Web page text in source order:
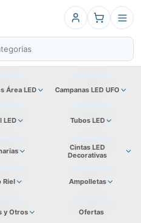
Área LED Campanas LED UFO
LED Tubos LED
Cintas LED
Decorativas
Riel Ampolletas
y Otros Ofertas